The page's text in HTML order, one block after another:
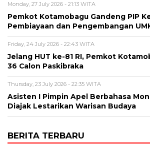
Monday, 27 July 2026 - 21:13 WITA
Pemkot Kotamobagu Gandeng PIP
Pembiayaan dan Pengembangan
Friday, 24 July 2026 - 22:43 WITA
Jelang HUT ke-81 RI, Pemkot
36 Calon Paskibraka
Thursday, 23 July 2026 - 22:35 WITA
Asisten I Pimpin Apel Berbahasa
Diajak Lestarikan Warisan Budaya
BERITA TERBARU